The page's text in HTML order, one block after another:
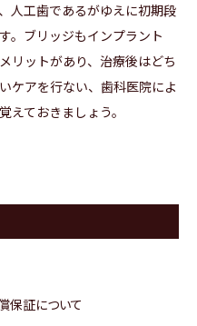
人工歯であるがゆえに初期段
。ブリッジもインプラント
リットがあり、治療後はどち
ケアを行ない、歯科医院によ
えておきましょう。
保証について